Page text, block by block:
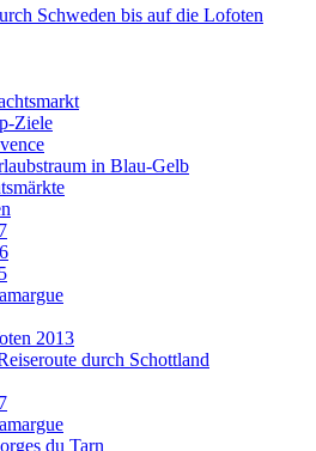
Schweden bis auf die Lofoten
Ziele
in Blau-Gelb
2013
durch Schottland
du Tarn